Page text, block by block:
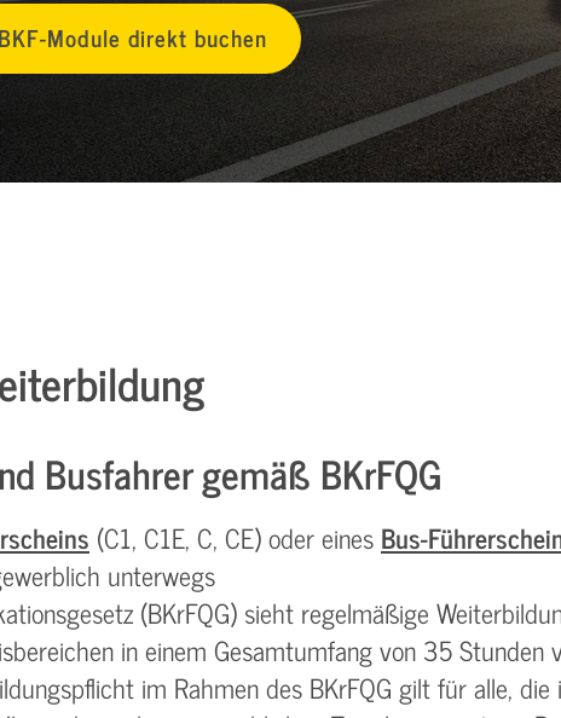
BKF-Module direkt buchen
Busfahrer gemäß BKrFQG
(C1, C1E, C, CE) oder einesBus-
unterwegs
(BKrFQG) sieht regelmäßige
in einem Gesamtumfang von 35 Stunden
im Rahmen des BKrFQG gilt für alle, die